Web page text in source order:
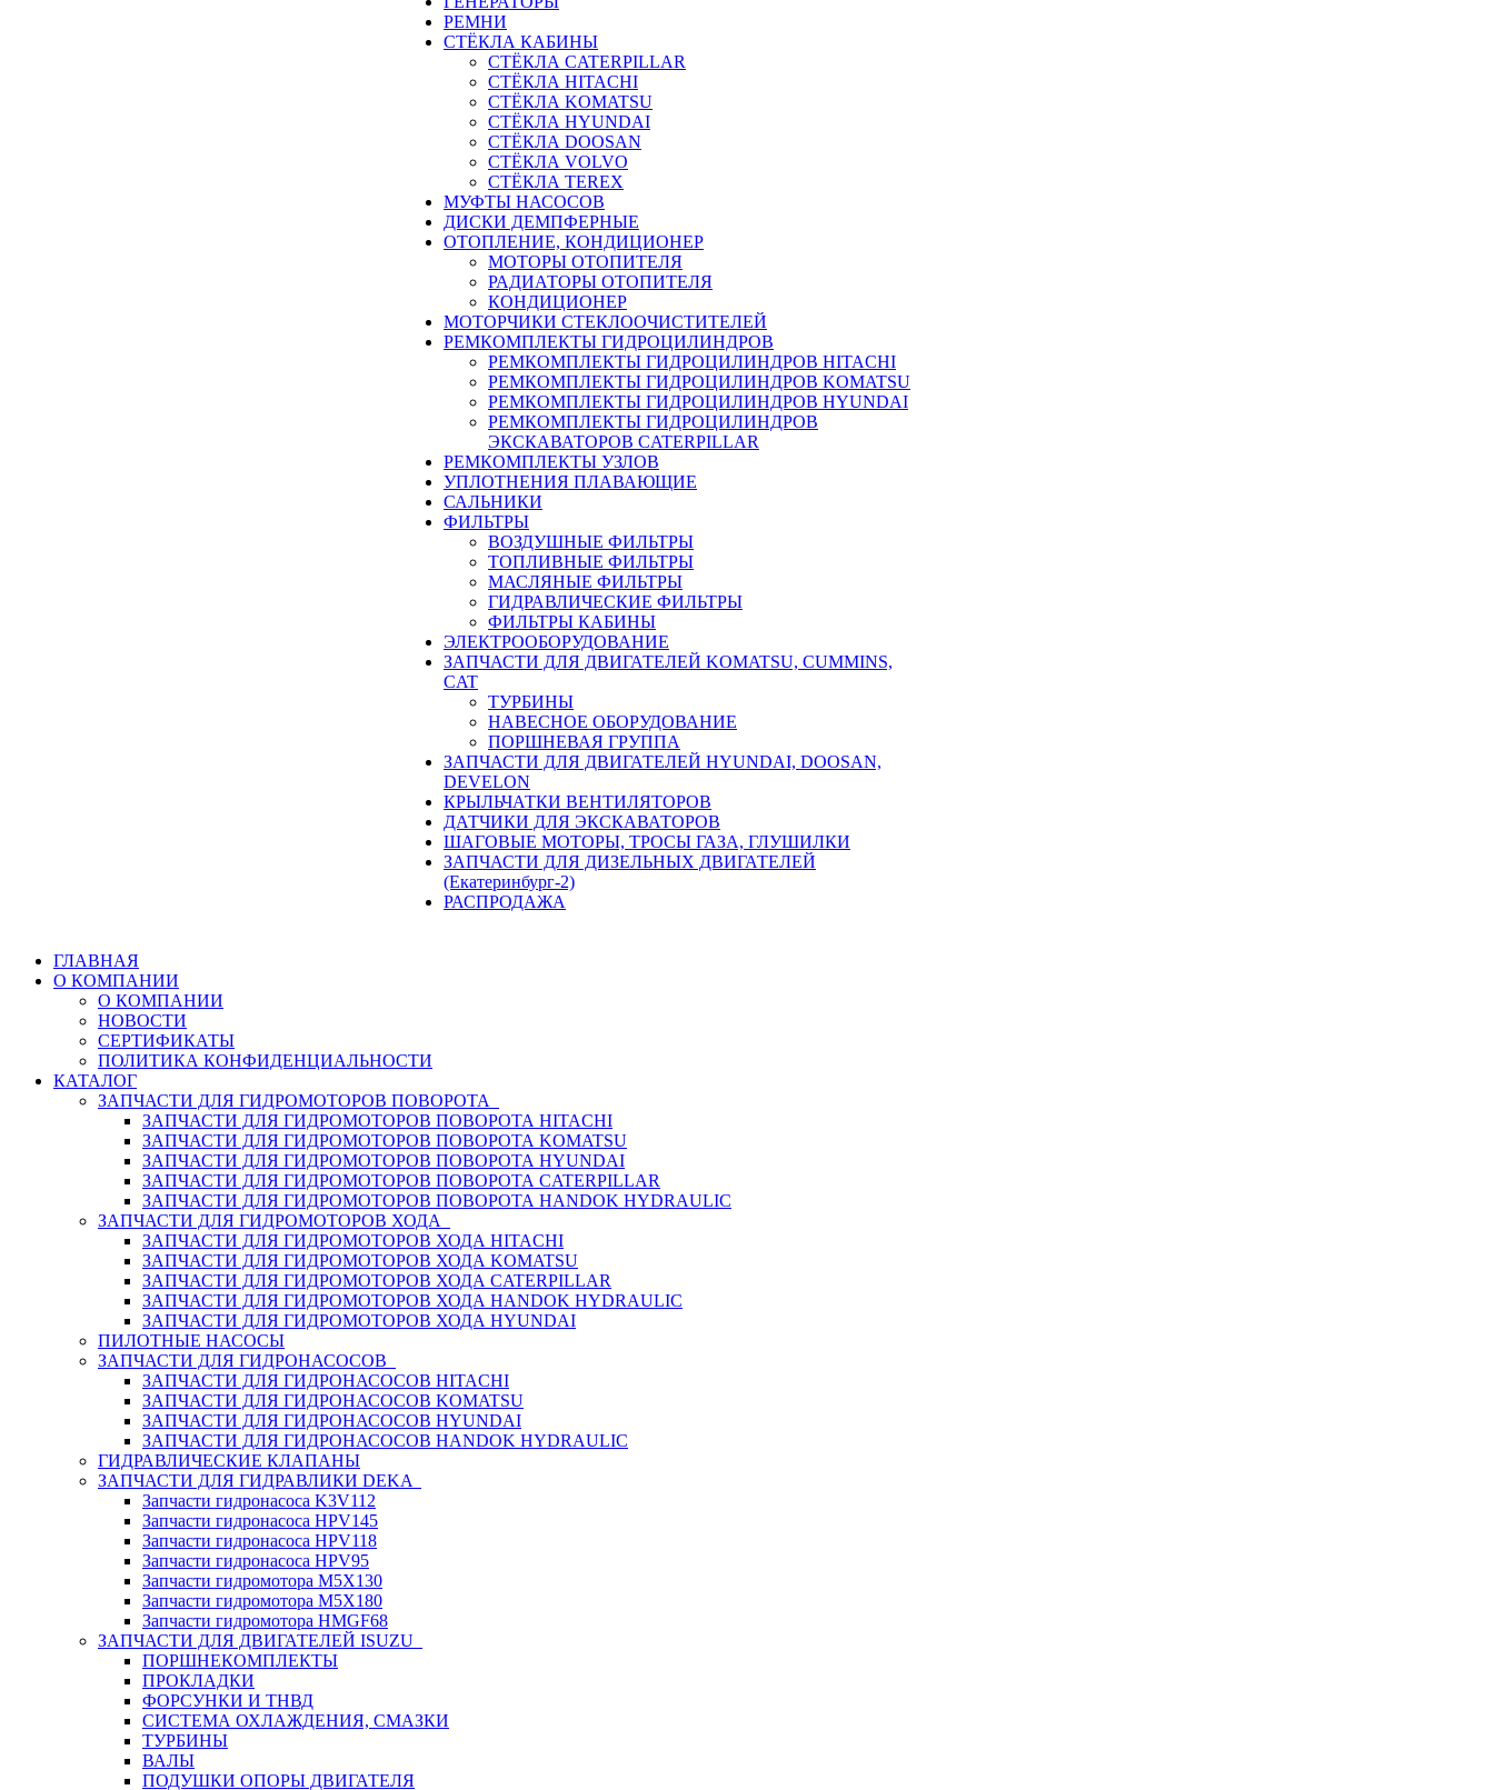
РЕМНИ
СТЁКЛА КАБИНЫ
СТЁКЛА CATERPILLAR
СТЁКЛА HITACHI
СТЁКЛА KOMATSU
СТЁКЛА HYUNDAI
СТЁКЛА DOOSAN
СТЁКЛА VOLVO
СТЁКЛА TEREX
МУФТЫ НАСОСОВ
ДИСКИ ДЕМПФЕРНЫЕ
ОТОПЛЕНИЕ, КОНДИЦИОНЕР
МОТОРЫ ОТОПИТЕЛЯ
РАДИАТОРЫ ОТОПИТЕЛЯ
КОНДИЦИОНЕР
МОТОРЧИКИ СТЕКЛООЧИСТИТЕЛЕЙ
РЕМКОМПЛЕКТЫ ГИДРОЦИЛИНДРОВ
РЕМКОМПЛЕКТЫ ГИДРОЦИЛИНДРОВ HITACHI
РЕМКОМПЛЕКТЫ ГИДРОЦИЛИНДРОВ KOMATSU
РЕМКОМПЛЕКТЫ ГИДРОЦИЛИНДРОВ HYUNDAI
РЕМКОМПЛЕКТЫ ГИДРОЦИЛИНДРОВ
ЭКСКАВАТОРОВ CATERPILLAR
РЕМКОМПЛЕКТЫ УЗЛОВ
УПЛОТНЕНИЯ ПЛАВАЮЩИЕ
САЛЬНИКИ
ФИЛЬТРЫ
ВОЗДУШНЫЕ ФИЛЬТРЫ
ТОПЛИВНЫЕ ФИЛЬТРЫ
МАСЛЯНЫЕ ФИЛЬТРЫ
ГИДРАВЛИЧЕСКИЕ ФИЛЬТРЫ
ФИЛЬТРЫ КАБИНЫ
ЭЛЕКТРООБОРУДОВАНИЕ
ЗАПЧАСТИ ДЛЯ ДВИГАТЕЛЕЙ KOMATSU, CUMMINS,
CAT
ТУРБИНЫ
НАВЕСНОЕ ОБОРУДОВАНИЕ
ПОРШНЕВАЯ ГРУППА
ЗАПЧАСТИ ДЛЯ ДВИГАТЕЛЕЙ HYUNDAI, DOOSAN,
DEVELON
КРЫЛЬЧАТКИ ВЕНТИЛЯТОРОВ
ДАТЧИКИ ДЛЯ ЭКСКАВАТОРОВ
ШАГОВЫЕ МОТОРЫ, ТРОСЫ ГАЗА, ГЛУШИЛКИ
ЗАПЧАСТИ ДЛЯ ДИЗЕЛЬНЫХ ДВИГАТЕЛЕЙ
(Екатеринбург-2)
РАСПРОДАЖА
ГЛАВНАЯ
О КОМПАНИИ
О КОМПАНИИ
НОВОСТИ
СЕРТИФИКАТЫ
ПОЛИТИКА КОНФИДЕНЦИАЛЬНОСТИ
КАТАЛОГ
ЗАПЧАСТИ ДЛЯ ГИДРОМОТОРОВ ПОВОРОТА
ЗАПЧАСТИ ДЛЯ ГИДРОМОТОРОВ ПОВОРОТА HITACHI
ЗАПЧАСТИ ДЛЯ ГИДРОМОТОРОВ ПОВОРОТА KOMATSU
ЗАПЧАСТИ ДЛЯ ГИДРОМОТОРОВ ПОВОРОТА HYUNDAI
ЗАПЧАСТИ ДЛЯ ГИДРОМОТОРОВ ПОВОРОТА CATERPILLAR
ЗАПЧАСТИ ДЛЯ ГИДРОМОТОРОВ ПОВОРОТА HANDOK HYDRAULIC
ЗАПЧАСТИ ДЛЯ ГИДРОМОТОРОВ ХОДА
ЗАПЧАСТИ ДЛЯ ГИДРОМОТОРОВ ХОДА HITACHI
ЗАПЧАСТИ ДЛЯ ГИДРОМОТОРОВ ХОДА KOMATSU
ЗАПЧАСТИ ДЛЯ ГИДРОМОТОРОВ ХОДА CATERPILLAR
ЗАПЧАСТИ ДЛЯ ГИДРОМОТОРОВ ХОДА HANDOK HYDRAULIC
ЗАПЧАСТИ ДЛЯ ГИДРОМОТОРОВ ХОДА HYUNDAI
ПИЛОТНЫЕ НАСОСЫ
ЗАПЧАСТИ ДЛЯ ГИДРОНАСОСОВ
ЗАПЧАСТИ ДЛЯ ГИДРОНАСОСОВ HITACHI
ЗАПЧАСТИ ДЛЯ ГИДРОНАСОСОВ KOMATSU
ЗАПЧАСТИ ДЛЯ ГИДРОНАСОСОВ HYUNDAI
ЗАПЧАСТИ ДЛЯ ГИДРОНАСОСОВ HANDOK HYDRAULIC
ГИДРАВЛИЧЕСКИЕ КЛАПАНЫ
ЗАПЧАСТИ ДЛЯ ГИДРАВЛИКИ DEKA
Запчасти гидронасоса K3V112
Запчасти гидронасоса HPV145
Запчасти гидронасоса HPV118
Запчасти гидронасоса HPV95
Запчасти гидромотора M5X130
Запчасти гидромотора M5X180
Запчасти гидромотора HMGF68
ЗАПЧАСТИ ДЛЯ ДВИГАТЕЛЕЙ ISUZU
ПОРШНЕКОМПЛЕКТЫ
ПРОКЛАДКИ
ФОРСУНКИ И ТНВД
СИСТЕМА ОХЛАЖДЕНИЯ, СМАЗКИ
ТУРБИНЫ
ВАЛЫ
ПОДУШКИ ОПОРЫ ДВИГАТЕЛЯ